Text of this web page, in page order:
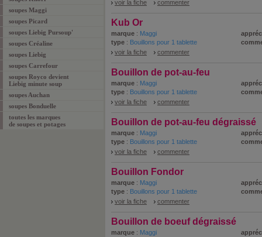
soupes Maggi
soupes Picard
soupes Liebig Pursoup'
soupes Créaline
soupes Liebig
soupes Carrefour
soupes Royco devient
Liebig minute soup
soupes Auchan
soupes Bonduelle
toutes les marques
de soupes et potages
voir la fiche
commenter
Kub Or
marque : Maggi
type : Bouillons pour 1 tablette
voir la fiche
commenter
Bouillon de pot-au-feu
marque : Maggi
type : Bouillons pour 1 tablette
voir la fiche
commenter
Bouillon de pot-au-feu dégraissé
marque : Maggi
type : Bouillons pour 1 tablette
voir la fiche
commenter
Bouillon Fondor
marque : Maggi
type : Bouillons pour 1 tablette
voir la fiche
commenter
Bouillon de boeuf dégraissé
marque : Maggi